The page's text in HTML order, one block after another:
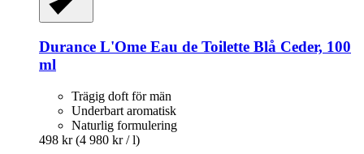
Durance L'Ome Eau de Toilette Blå Ceder, 100
ml
Trägig doft för män
Underbart aromatisk
Naturlig formulering
498 kr (4 980 kr / l)